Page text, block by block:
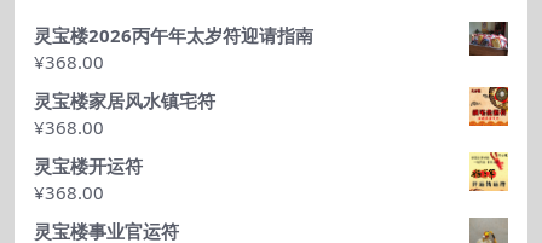
灵宝楼2026丙午年太岁符迎请指南
¥368.00
灵宝楼家居风水镇宅符
¥368.00
灵宝楼开运符
¥368.00
灵宝楼事业官运符